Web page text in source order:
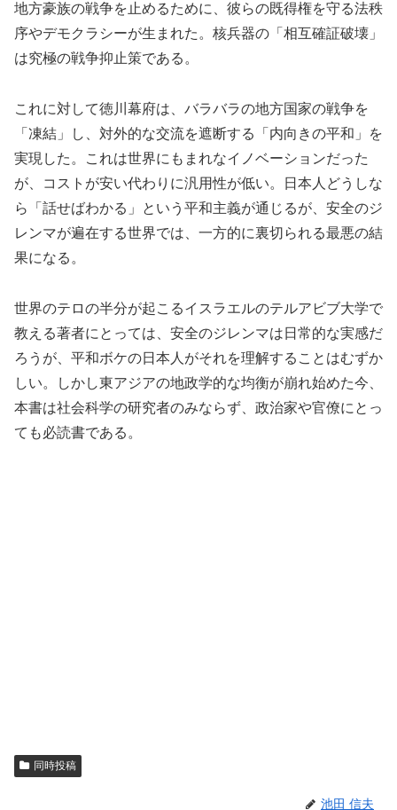
地方豪族の戦争を止めるために、彼らの既得権を守る法秩
序やデモクラシーが生まれた。核兵器の「相互確証破壊」
は究極の戦争抑止策である。
これに対して徳川幕府は、バラバラの地方国家の戦争を
「凍結」し、対外的な交流を遮断する「内向きの平和」を
実現した。これは世界にもまれなイノベーションだった
が、コストが安い代わりに汎用性が低い。日本人どうしな
ら「話せばわかる」という平和主義が通じるが、安全のジ
レンマが遍在する世界では、一方的に裏切られる最悪の結
果になる。
世界のテロの半分が起こるイスラエルのテルアビブ大学で
教える著者にとっては、安全のジレンマは日常的な実感だ
ろうが、平和ボケの日本人がそれを理解することはむずか
しい。しかし東アジアの地政学的な均衡が崩れ始めた今、
本書は社会科学の研究者のみならず、政治家や官僚にとっ
ても必読書である。
同時投稿
池田 信夫